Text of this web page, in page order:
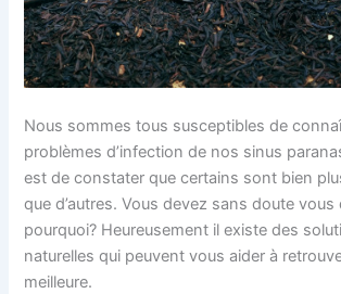
Nous sommes tous susceptibles de
problèmes d’infection de nos sinus
est de constater que certains sont bien
que d’autres. Vous devez sans doute vous
pourquoi? Heureusement il existe des
naturelles qui peuvent vous aider à
meilleure.